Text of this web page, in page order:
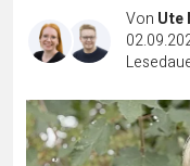
Von Ute